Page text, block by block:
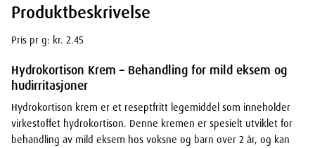
Produktbeskrivelse
Pris pr g: kr. 2.45
Hydrokortison Krem – Behandling for mild eksem og
hudirritasjoner
Hydrokortison krem er et reseptfritt legemiddel som inneholder
virkestoffet hydrokortison. Denne kremen er spesielt utviklet for
behandling av mild eksem hos voksne og barn over 2 år, og kan